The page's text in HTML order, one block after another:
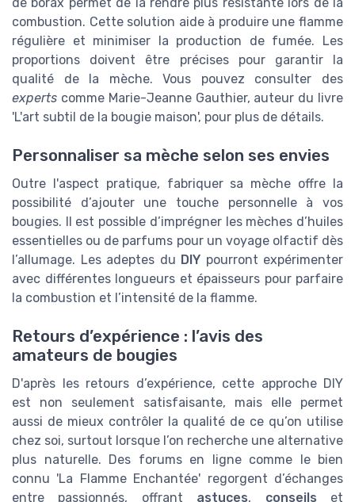
combustion. Cette solution aide à produire une flamme
régulière et minimiser la production de fumée. Les
proportions doivent être précises pour garantir la
qualité de la mèche. Vous pouvez consulter des
experts comme Marie-Jeanne Gauthier, auteur du livre
'L'art subtil de la bougie maison', pour plus de détails.
Personnaliser sa mèche selon ses envies
Outre l'aspect pratique, fabriquer sa mèche offre la
possibilité d’ajouter une touche personnelle à vos
bougies. Il est possible d’imprégner les mèches d’huiles
essentielles ou de parfums pour un voyage olfactif dès
l’allumage. Les adeptes du DIY pourront expérimenter
avec différentes longueurs et épaisseurs pour parfaire
la combustion et l’intensité de la flamme.
Retours d’expérience : l’avis des
amateurs de bougies
D'après les retours d’expérience, cette approche DIY
est non seulement satisfaisante, mais elle permet
aussi de mieux contrôler la qualité de ce qu’on utilise
chez soi, surtout lorsque l’on recherche une alternative
plus naturelle. Des forums en ligne comme le bien
connu 'La Flamme Enchantée' regorgent d’échanges
entre passionnés, offrant astuces, conseils et